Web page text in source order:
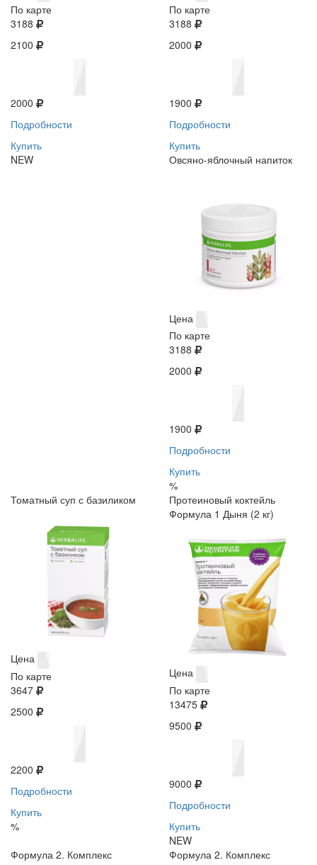
По карте
3188
2100
2000
Подробности
Купить
NEW
По карте
3188
2000
1900
Подробности
Купить
Овсяно-яблочный напиток
Цена
По карте
3188
2000
1900
Подробности
Купить
%
Томатный суп с базиликом
Цена
По карте
3647
2500
2200
Подробности
Купить
%
Протеиновый коктейль
Формула 1 Дыня (2 кг)
Цена
По карте
13475
9500
9000
Подробности
Купить
NEW
Формула 2. Комплекс
Формула 2. Комплекс